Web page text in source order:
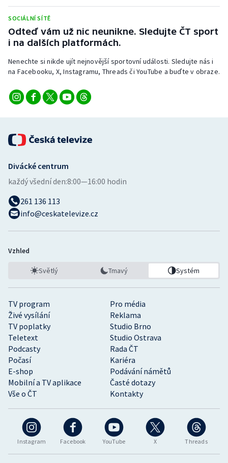
SOCIÁLNÍ SÍTĚ
Odteď vám už nic neunikne. Sledujte ČT sport
i na dalších platformách.
Nenechte si nikde ujít nejnovější sportovní události. Sledujte nás i
na Facebooku, X, Instagramu, Threads či YouTube a buďte v obraze.
Instagram Facebook YouTube X Threads
TV program
Pro média
Živé vysílání
Reklama
TV poplatky
Studio Brno
Teletext
Studio Ostrava
Podcasty
Rada ČT
Počasí
Kariéra
E-shop
Podávání námětů
Mobilní a TV aplikace
Časté dotazy
Vše o ČT
Kontakty
Divácké centrum
každý všední den:8:00—16:00 hodin
261 136 113
info@ceskatelevize.cz
Vzhled
Světlý Tmavý Systém